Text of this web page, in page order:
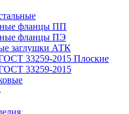
фланцы ПП
фланцы ПЭ
заглушки АТК
33259-2015 Плоские
33259-2015